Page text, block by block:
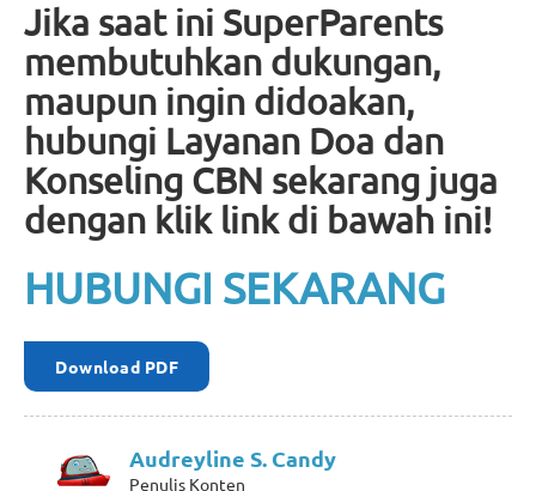
Jika saat ini SuperParents
membutuhkan dukungan,
maupun ingin didoakan,
hubungi Layanan Doa dan
Konseling CBN sekarang juga
dengan klik link di bawah ini!
HUBUNGI SEKARANG
Download PDF
Audreyline S. Candy
Penulis Konten